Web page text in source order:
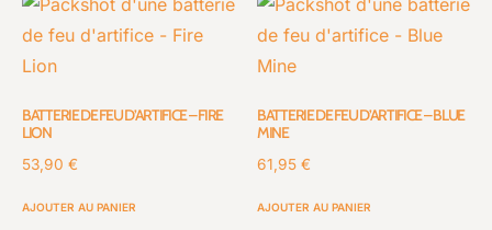
BATTERIE DE FEU D’ARTIFICE – FIRE
LION
53,90 €
AJOUTER AU PANIER
BATTERIE DE FEU D’ARTIFICE – BLUE
MINE
61,95 €
AJOUTER AU PANIER